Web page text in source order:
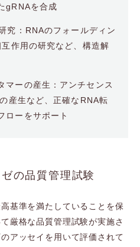
gRNAを合成
究：RNAのフォールディン
作用の研究など、構造解
マーの産生：アンチセンス
産生など、正確なRNA転
ローをサポート
の品質管理試験
基準を満たしていることを保
厳格な品質管理試験が実施さ
アッセイを用いて評価されて